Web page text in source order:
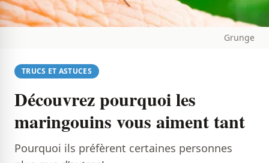
Grunge
TRUCS ET ASTUCES
Découvrez pourquoi les
maringouins vous aiment tant
Pourquoi ils préfèrent certaines personnes